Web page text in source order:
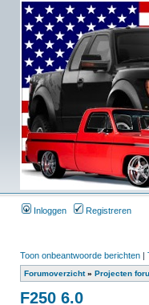
Inloggen Registreren
Toon onbeantwoorde berichten |
Forumoverzicht» Projecten
F250 6.0